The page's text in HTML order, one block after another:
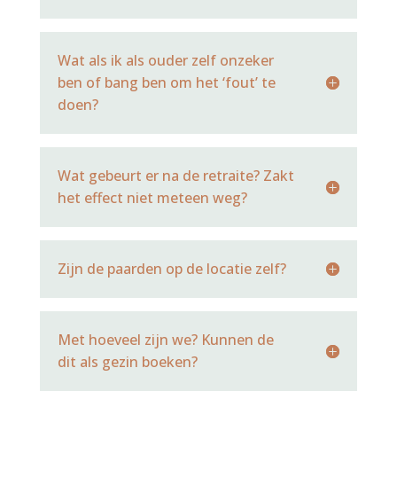
Wat als ik als ouder zelf onzeker
ben of bang ben om het ‘fout’ te
doen?
Wat gebeurt er na de retraite? Zakt
het effect niet meteen weg?
Zijn de paarden op de locatie zelf?
Met hoeveel zijn we? Kunnen de
dit als gezin boeken?